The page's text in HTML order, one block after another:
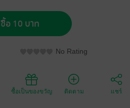
ซื้อ 10 บาท
No Rating
ซื้อเป็นของขวัญ ติดตาม แชร์